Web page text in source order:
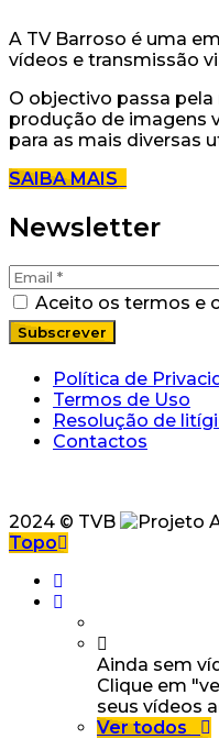
A TV Barroso é uma
vídeos e transmissão
O objectivo passa
produção de imagens
para as mais diversas
SAIBA MAIS
Newsletter
Aceito os termos e
Política de
Termos de Uso
Resolução de
Contactos
2024 © TVB
Topo
Ainda sem
Clique em
seus vídeos
Ver todos